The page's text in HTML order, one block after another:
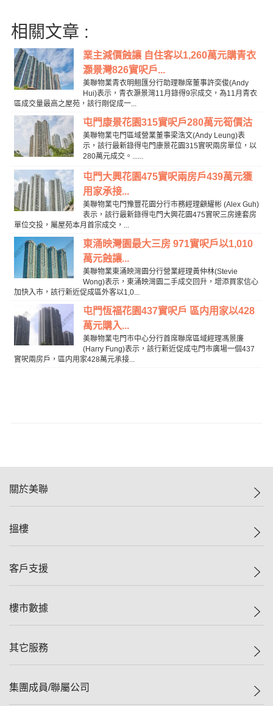
相關文章 :
業主減價蝕讓 自住客以1,260萬元購青衣
灝景灣826實呎戶...
美聯物業青衣明翹匯分行助理聯席董事許奕俊(Andy
Hui)表示，青衣灝景灣11月錄得9宗成交，為11月青衣
區成交量最高之屋苑，該行剛促成一...
屯門康景花園315實呎戶280萬元筍價沽
美聯物業屯門區域營業董事梁浩文(Andy Leung)表
示，該行最新錄得屯門康景花園315實呎兩房單位，以
280萬元成交。......
屯門大興花園475實呎兩房戶439萬元獲
用家承接...
美聯物業屯門豫豐花園分行市務經理顧耀彬 (Alex Guh)
表示，該行最新錄得屯門大興花園475實呎三房連套房
單位交投，屬屋苑本月首宗成交，...
東涌映灣園最大三房 971實呎戶以1,010
萬元蝕讓...
美聯物業東涌映灣園分行營業經理黃仲林(Stevie
Wong)表示，東涌映灣園二手成交回升，增添買家信心
加快入市，該行新近促成區外客以1,0...
屯門恆福花園437實呎戶 區内用家以428
萬元購入...
美聯物業屯門市中心分行首席聯席區域經理馮景廉
(Harry Fung)表示，該行新近促成屯門市廣場一個437
實呎兩房戶，區内用家428萬元承接...
關於美聯
美聯集團
人才招募
搵樓
一手新盤
減價
美聯豪宅
獨家樓盤
租盤
客戶支援
自助放盤
查詢熱線
按揭計算機
樓市數據
樓價指數
歷史成交
其它服務
屋苑專頁
集團成員/聯屬公司